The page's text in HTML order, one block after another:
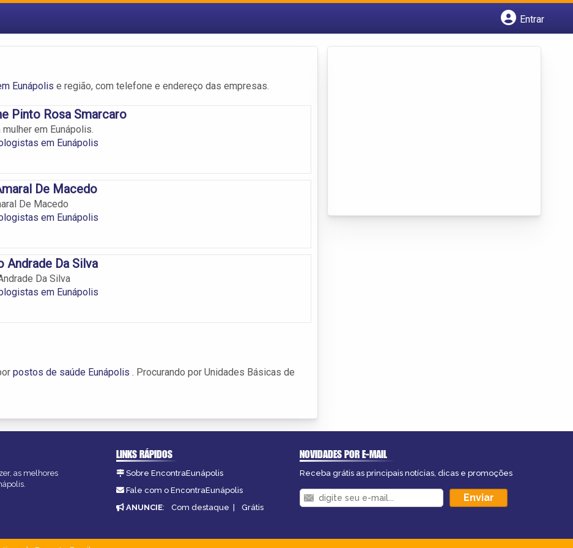
Entrar
Eunápolis e região, com telefone e endereço das empresas.
Pinto Rosa Smarcaro
mulher em Eunápolis.
em Eunápolis
De Macedo
De Macedo
em Eunápolis
Andrade Da Silva
Da Silva
em Eunápolis
postos de saúde Eunápolis . Procurando por Unidades Básicas de
as melhores
LINKS RÁPIDOS
Sobre EncontraEunápolis
Fale com o EncontraEunápolis
ANUNCIE: Com destaque | Grátis
NOVIDADES POR E-MAIL
Receba grátis as principais notícias, dicas e promoções